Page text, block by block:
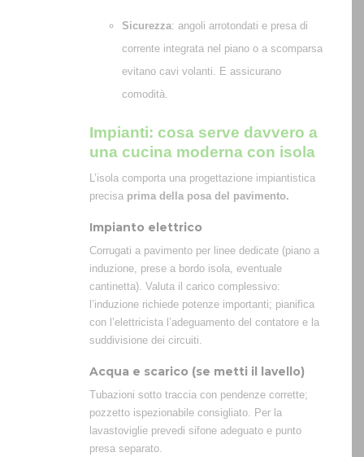
Sicurezza: angoli arrotondati e presa di
corrente integrata nel piano o a scomparsa
evitano cavi volanti. E assicurano
comodità.
Impianti: cosa serve davvero a
una cucina moderna con isola
L’isola comporta una progettazione impiantistica
precisa prima della posa del pavimento.
Impianto elettrico
Corrugati a pavimento per linee dedicate (piano a
induzione, prese a bordo isola, eventuale
cantinetta). Valuta il carico complessivo:
l’induzione richiede potenze importanti; pianifica
con l’elettricista l’adeguamento del contatore e la
suddivisione dei circuiti.
Acqua e scarico (se metti il lavello)
Tubazioni sotto traccia con pendenze corrette;
pozzetto ispezionabile consigliato. Per la
lavastoviglie prevedi sifone adeguato e punto
presa separato.